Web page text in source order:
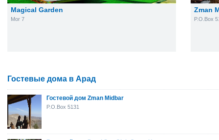
Magical Garden
Mor 7
Zman
P.O.Box
Гостевые дома в Арад
Гостевой дом Zman Midbar
P.O.Box 5131